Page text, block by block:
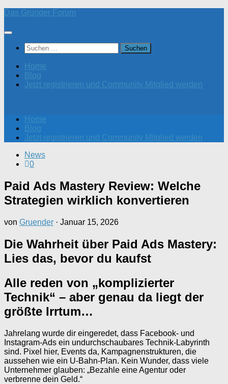
Zum
springen
Das Gründer Forum
Suchen
nach:
Home
Blog
Jetzt registrieren und Community Mitglied werden
Home
Blog
Jetzt registrieren und Community Mitglied werden
News
0
Paid Ads Mastery Review: Welche
Strategien wirklich konvertieren
von Gruender · Januar 15, 2026
Die Wahrheit über Paid Ads Mastery:
Lies das, bevor du kaufst
Alle reden von „komplizierter
Technik“ – aber genau da liegt der
größte Irrtum…
Jahrelang wurde dir eingeredet, dass Facebook- und
Instagram-Ads ein undurchschaubares Technik-Labyrinth
sind. Pixel hier, Events da, Kampagnenstrukturen, die
aussehen wie ein U-Bahn-Plan. Kein Wunder, dass viele
Unternehmer glauben: „Bezahle eine Agentur oder
verbrenne dein Geld.“